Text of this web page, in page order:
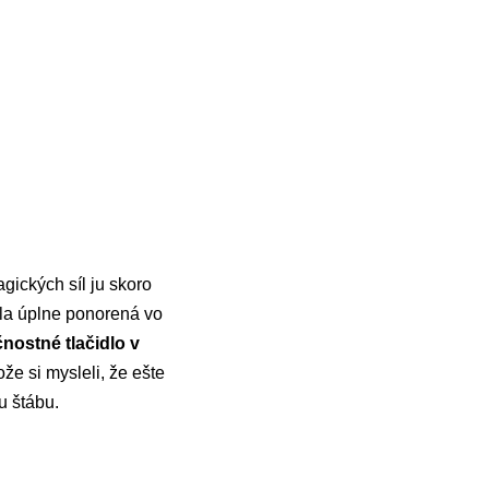
síl ju skoro
úplne ponorená vo
tlačidlo v
si mysleli, že ešte
štábu.